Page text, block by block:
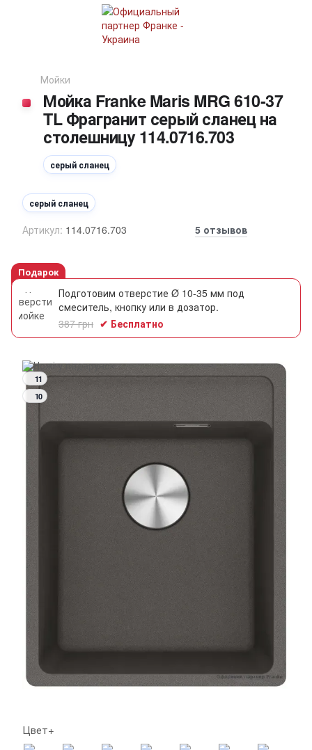
Мойки
Мойка Franke Maris MRG 610-37
TL Фрагранит серый сланец на
столешницу 114.0716.703
серый сланец
серый сланец
Артикул: 114.0716.703 5 отзывов
Подарок
Подготовим отверстие Ø 10-35 мм под
смеситель, кнопку или в дозатор.
387 грн ✔ Бесплатно
11
10
Цвет+